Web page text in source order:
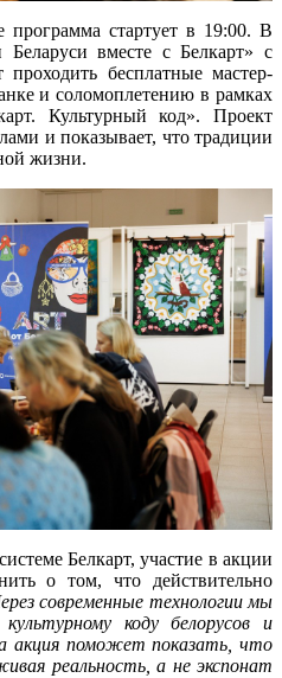
стартует в 19:00. В
вместе с Белкарт» с
бесплатные мастер-
и соломоплетению в рамках
Культурный код». Проект
и показывает, что традиции
жизни.
Белкарт, участие в акции
о том, что действительно
современные технологии мы
коду белорусов и
акция поможет показать, что
реальность, а не экспонат